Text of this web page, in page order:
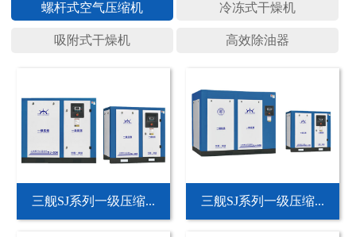
螺杆式空 冷冻式干
吸附式干 高效除油
三舰SJ系列一级压缩... 三舰SJ系列一级压缩...